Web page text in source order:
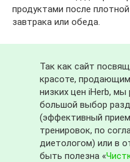
продуктами после
завтрака или обеда.
Так как сайт
красоте,
низких цен iHerb,
большой выбор
(эффективный
тренировок, по
диетологом) или в
быть полезна «